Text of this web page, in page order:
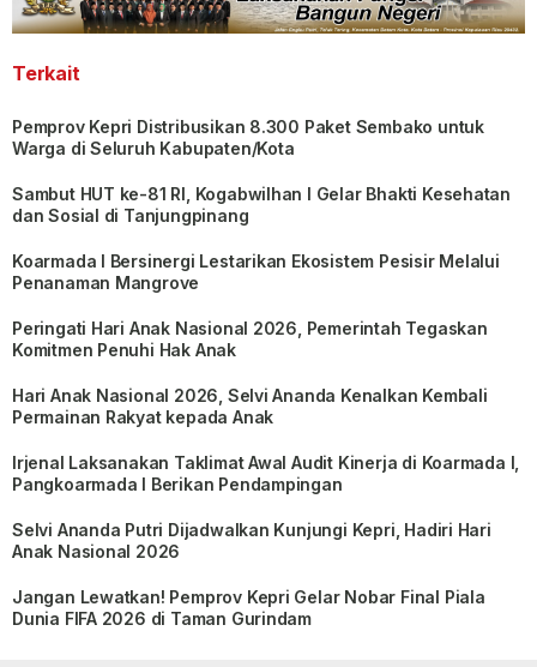
Terkait
Pemprov Kepri Distribusikan 8.300 Paket Sembako untuk
Warga di Seluruh Kabupaten/Kota
Sambut HUT ke-81 RI, Kogabwilhan I Gelar Bhakti Kesehatan
dan Sosial di Tanjungpinang
Koarmada I Bersinergi Lestarikan Ekosistem Pesisir Melalui
Penanaman Mangrove
Peringati Hari Anak Nasional 2026, Pemerintah Tegaskan
Komitmen Penuhi Hak Anak
Hari Anak Nasional 2026, Selvi Ananda Kenalkan Kembali
Permainan Rakyat kepada Anak
Irjenal Laksanakan Taklimat Awal Audit Kinerja di Koarmada I,
Pangkoarmada I Berikan Pendampingan
Selvi Ananda Putri Dijadwalkan Kunjungi Kepri, Hadiri Hari
Anak Nasional 2026
Jangan Lewatkan! Pemprov Kepri Gelar Nobar Final Piala
Dunia FIFA 2026 di Taman Gurindam